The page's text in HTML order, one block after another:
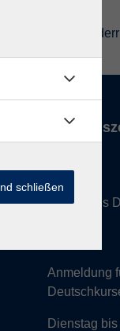
VHS
Montag bis
Anmeldung
Dienstag
schließen